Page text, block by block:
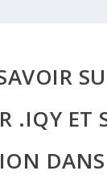
.IQY ET
DANS